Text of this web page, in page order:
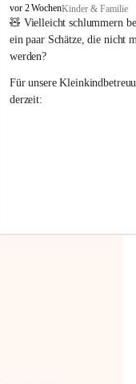
F
r
a
x
r
n
vor 2 WochenKinder & Familie
🧸 Vielleicht schlummern
ein paar Schätze, die nicht
werden?
Für unsere
derzeit: